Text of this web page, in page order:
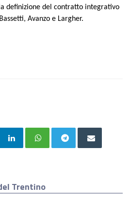
definizione del contratto integrativo
Avanzo e Largher.
Trentino